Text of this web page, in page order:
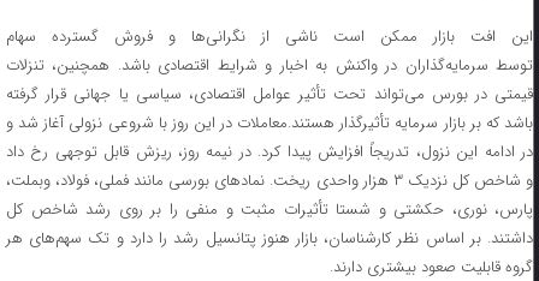
این افت بازار ممکن است ناشی از نگرانی‌ها و فروش گسترده سهام
توسط سرمایه‌گذاران در واکنش به اخبار و شرایط اقتصادی باشد. همچنین، تنزلات
قیمتی در بورس می‌تواند تحت تأثیر عوامل اقتصادی، سیاسی یا جهانی قرار گرفته
باشد که بر بازار سرمایه تأثیرگذار هستند.معاملات در این روز با شروعی نزولی آغاز شد و
در ادامه این نزول، تدریجاً افزایش پیدا کرد. در نیمه روز، ریزش قابل توجهی رخ داد
و شاخص کل نزدیک ۳ هزار واحدی ریخت. نمادهای بورسی مانند فملی، فولاد، وبملت،
پارس، نوری، حکشتی و شستا تأثیرات مثبت و منفی را بر روی رشد شاخص کل
داشتند. بر اساس نظر کارشناسان، بازار هنوز پتانسیل رشد را دارد و تک سهم‌های هر
گروه قابلیت صعود بیشتری دارند.